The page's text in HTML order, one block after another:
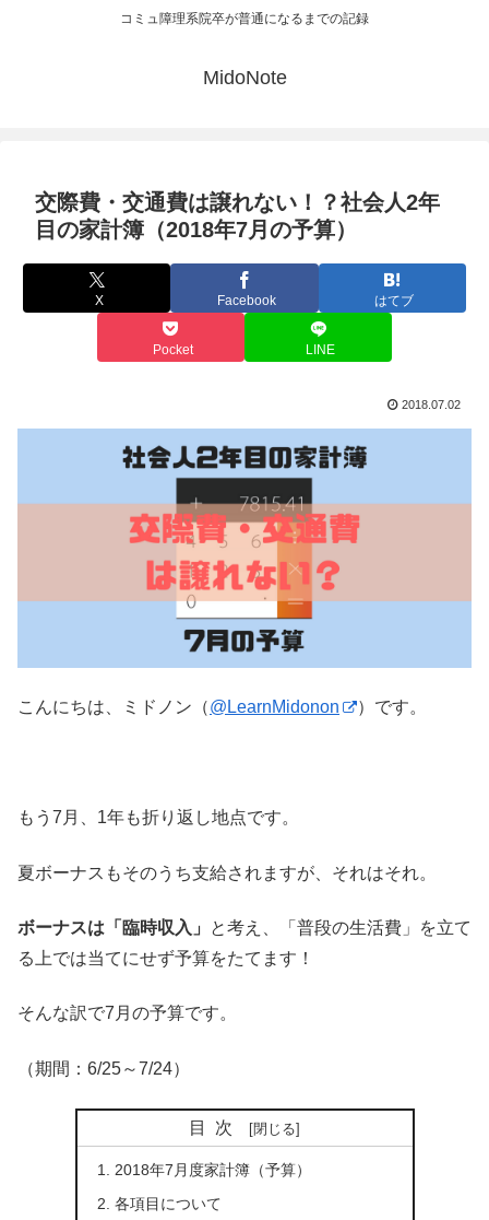
コミュ障理系院卒が普通になるまでの記録
MidoNote
交際費・交通費は譲れない！？社会人2年
目の家計簿（2018年7月の予算）
X Facebook はてブ
Pocket LINE
2018.07.02
こんにちは、ミドノン（@LearnMidonon ）です。
もう7月、1年も折り返し地点です。
夏ボーナスもそのうち支給されますが、それはそれ。
ボーナスは「臨時収入」
と考え、「普段の生活費」を立て
る上では当てにせず予算をたてます！
そんな訳で7月の予算です。
（期間：6/25～7/24）
目次
2018年7月度家計簿（予算）
各項目について